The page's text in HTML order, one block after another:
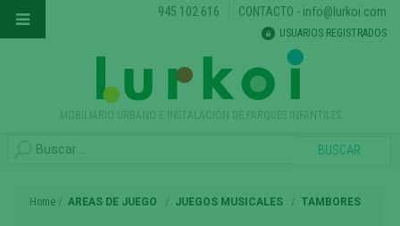
MOBILIARIO URBANO E INSTALACIÓN DE PARQUES INFANTILES
945 102 616 CONTACTO - info@lurkoi.com
USUARIOS REGISTRADOS
Home AREAS DE JUEGO JUEGOS MUSICALES TAMBORES